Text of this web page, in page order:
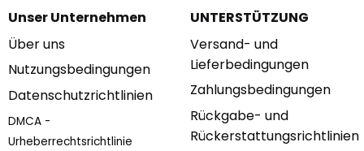
Unser Unternehmen
Über uns
Nutzungsbedingungen
Datenschutzrichtlinien
DMCA -
Urheberrechtsrichtlinie
UNTERSTÜTZUNG
Versand- und
Lieferbedingungen
Zahlungsbedingungen
Rückgabe- und
Rückerstattungsrichtlinien